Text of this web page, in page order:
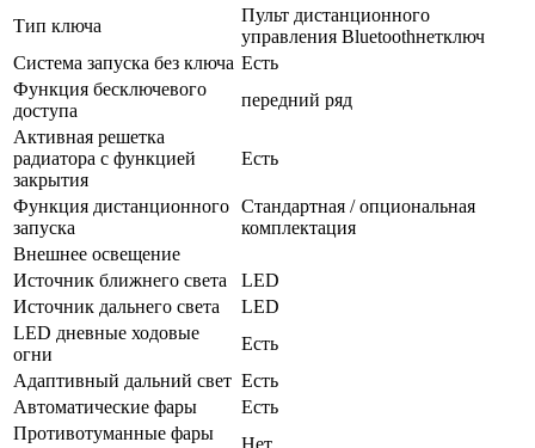
Тип ключа
Пульт дистанционного
управления Bluetoothнетключ
Система запуска без ключа Есть
Функция бесключевого
доступа
передний ряд
Активная решетка
радиатора с функцией
закрытия
Есть
Функция дистанционного
запуска
Стандартная / опциональная
комплектация
Внешнее освещение
Источник ближнего света
LED
Источник дальнего света
LED
LED дневные ходовые
огни
Есть
Адаптивный дальний свет Есть
Автоматические фары
Есть
Противотуманные фары
Нет